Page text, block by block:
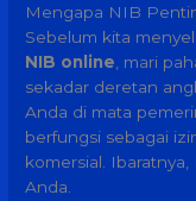
Mengapa NIB
Sebelum kita
NIB online , mari
sekadar deretan
Anda di mata
berfungsi sebagai
komersial.
Anda.